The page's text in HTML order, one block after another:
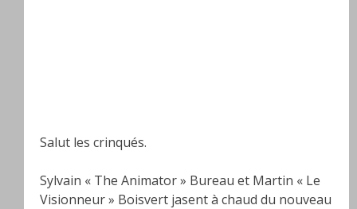
Salut les crinqués.
Sylvain « The Animator » Bureau et Martin « Le
Visionneur » Boisvert jasent à chaud du nouveau